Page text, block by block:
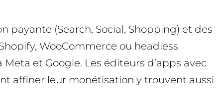
(Search, Social, Shopping) et des
WooCommerce ou headless
et Google. Les éditeurs d’apps avec
affiner leur monétisation y trouvent aussi